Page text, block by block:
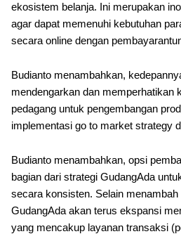
ekosistem belanja. Ini merupakan
agar dapat memenuhi kebutuhan
secara online dengan
Budianto menambahkan,
mendengarkan dan memperhatikan
pedagang untuk pengembangan
implementasi go to market strategy
Budianto menambahkan, opsi
bagian dari strategi GudangAda
secara konsisten. Selain
GudangAda akan terus ekspansi
yang mencakup layanan transaksi